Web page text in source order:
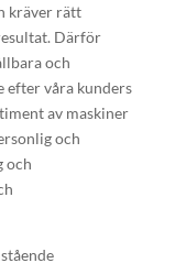
kräver rätt
Därför
och
efter våra kunders
av maskiner
och
och